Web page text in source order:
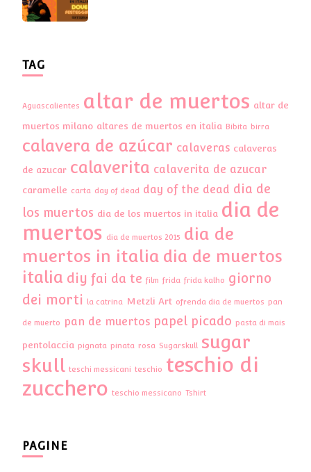
TAG
Aguascalientes altar de muertos altar de
muertos milano altares de muertos en italia Bibita birra
calavera de azúcar calaveras calaveras
de azucar calaverita calaverita de azucar
caramelle carta day of dead day of the dead dia de
los muertos dia de los muertos in italia dia de
muertos dia de muertos 2015 dia de
muertos in italia dia de muertos
italia diy fai da te film frida frida kalho giorno
dei morti
la catrina Metzli Art ofrenda dia de muertos pan
de muerto pan de muertos papel picado pasta di mais
pentolaccia pignata pinata rosa Sugarskull sugar
skull teschi messicani teschio teschio di
zucchero teschio messicano Tshirt
PAGINE